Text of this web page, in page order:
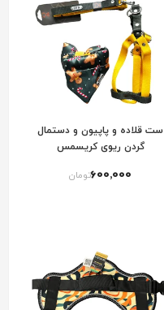
ست قلاده و پاپیون و دستمال
گردن ریوی کریسمس
600٬000تومان